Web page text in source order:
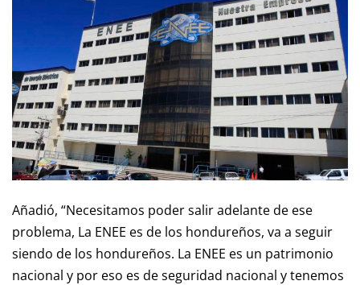
Añadió, “Necesitamos poder salir adelante de ese
problema, La ENEE es de los hondureños, va a seguir
siendo de los hondureños. La ENEE es un patrimonio
nacional y por eso es de seguridad nacional y tenemos